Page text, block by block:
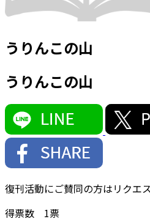
うりんこの山
うりんこの山
復刊活動にご賛同の方はリクエ
得票数 1票